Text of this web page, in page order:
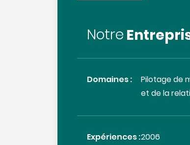
Notre
Domaines :
Pilotage de
et de la
Expériences :2006